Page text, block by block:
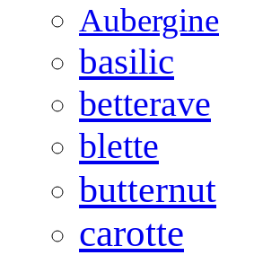
Aubergine
basilic
betterave
blette
butternut
carotte